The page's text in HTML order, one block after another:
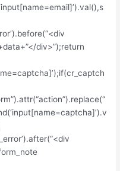
div>”);return